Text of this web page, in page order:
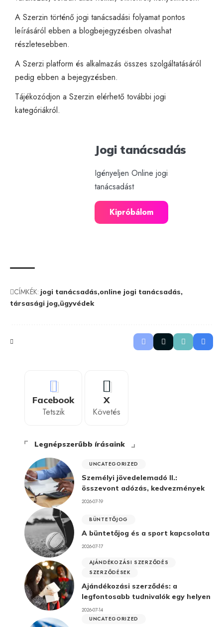
A Szerzin történő jogi tanácsadási folyamat pontos
leírásáról ebben a blogbejegyzésben olvashat
részletesebben.
A Szerzi platform és alkalmazás összes szolgáltatásáról
pedig ebben a bejegyzésben.
Tájékozódjon a Szerzin elérhető további jogi
kategóriákról.
Jogi tanácsadás
Igényeljen Online jogi
tanácsadást
Kipróbálom
CÍMKÉK: jogi tanácsadás online jogi tanácsadás
társasági jog ügyvédek
Facebook
Tetszik
X
Követés
Legnépszerűbb írásaink
UNCATEGORIZED
Személyi jövedelemadó II.:
összevont adózás, kedvezmények
2026-07-19
BÜNTETŐJOG
A büntetőjog és a sport kapcsolata
2026-07-17
AJÁNDÉKOZÁSI SZERZŐDÉS
SZERZŐDÉSEK
Ajándékozási szerződés: a
legfontosabb tudnivalók egy helyen
2026-07-14
UNCATEGORIZED